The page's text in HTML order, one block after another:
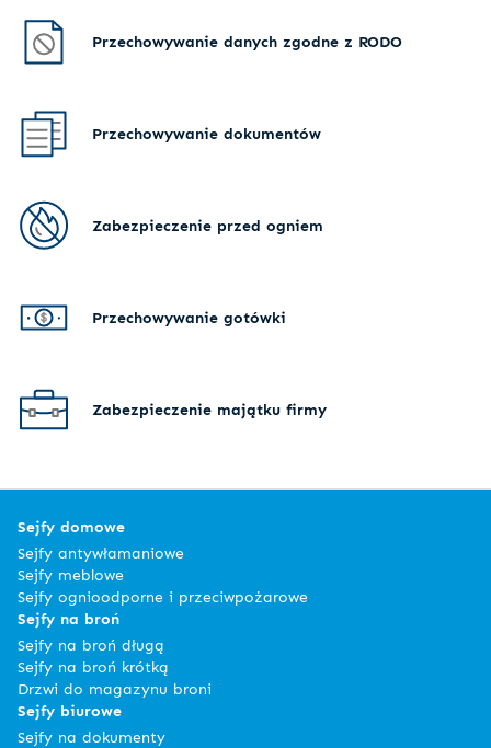
Przechowywanie danych zgodne z RODO
Przechowywanie dokumentów
Zabezpieczenie przed ogniem
Przechowywanie gotówki
Zabezpieczenie majątku firmy
Sejfy domowe
Sejfy antywłamaniowe
Sejfy meblowe
Sejfy ognioodporne i przeciwpożarowe
Sejfy na broń
Sejfy na broń długą
Sejfy na broń krótką
Drzwi do magazynu broni
Sejfy biurowe
Sejfy na dokumenty